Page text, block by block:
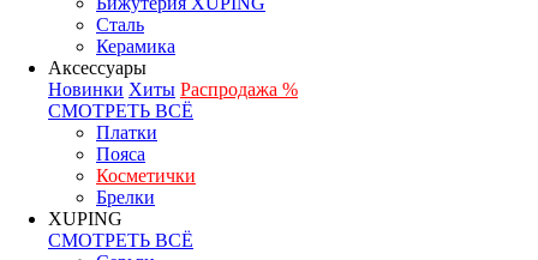
Сталь
Керамика
Аксессуары
Новинки Хиты Распродажа %
СМОТРЕТЬ ВСЁ
Платки
Пояса
Косметички
Брелки
XUPING
СМОТРЕТЬ ВСЁ